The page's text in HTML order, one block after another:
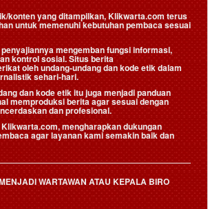
konten yang ditampilkan, Klikwarta.com terus
untuk memenuhi kebutuhan pembaca sesuai
mengemban fungsi informasi,
kontrol sosial. Situs berita
oleh undang-undang dan kode etik dalam
sehari-hari.
dan kode etik itu juga menjadi panduan
memproduksi berita agar sesuai dengan
dan profesional.
mengharapkan dukungan
agar layanan kami semakin baik dan
WARTAWAN ATAU KEPALA BIRO